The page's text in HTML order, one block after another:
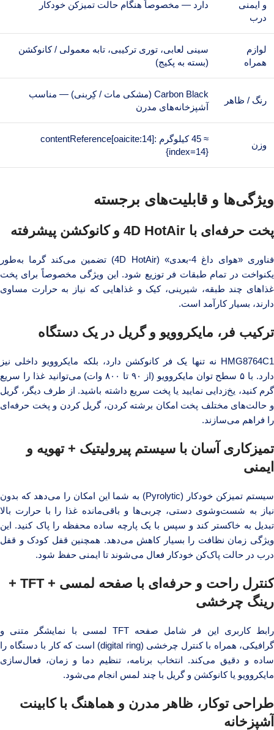
و ایمنی
درب
دارد — مخصوصاً هنگام حالت تمیزکن خودکار
لوازم
همراه
سینی لعابی، توری ترکیبی، تابه معمولی / کانوکشن
(بسته به پکیج)
رنگ / ظاهر
Carbon Black (مشکی مات / کِربنی) — مناسب
آشپزخانه‌های مدرن
وزن
≈ 45 کیلوگرم :contentReference[oaicite:14]
{index=14}
ویژگی‌ها و قابلیت‌های برجسته
پخت حرفه‌ای با 4D HotAir و کانوکشن پیشرفته
فناوری «هوای داغ 4-بعدی» (4D HotAir) تضمین می‌کند گرما به‌طور
یکنواخت در تمام طبقات فر توزیع شود. این ویژگی مخصوصاً برای پخت
غذاهای چند طبقه، شیرینی، کیک و غذاهایی که نیاز به حرارت مساوی
دارند، بسیار کارآمد است.
ترکیب فر، مایکروویو و گریل در یک دستگاه
HMG8764C1 نه تنها یک فر کانوکشن دارد، بلکه مایکروویو داخلی نیز
دارد. با ۵ سطح توان مایکروویو (از ۹۰ تا ۸۰۰ وات) می‌توانید غذا را سریع
گرم کنید، یخ‌زدایی نمایید یا پخت سریع داشته باشید. از طرف دیگر، گریل
و حالت‌های مختلف پخت امکان برشته کردن، گریل کردن و پخت حرفه‌ای
را فراهم می‌سازند.
تمیزکاری آسان با سیستم پیرولیتیک + تهویه و
ایمنی
سیستم تمیزکن خودکار (Pyrolytic) به شما این امکان را می‌دهد که بدون
نیاز به شست‌وشوی دستی، چربی‌ها و باقی‌مانده غذا را با حرارت بالا
تبدیل به خاکستر کند و سپس با یک پارچه ساده محفظه را پاک کنید. این
ویژگی زمان نظافت را بسیار کاهش می‌دهد. همچنین قفل کودک و قفل
درب در حالت پاک‌کن خودکار فعال می‌شوند تا ایمنی حفظ شود.
کنترل راحت و حرفه‌ای با صفحه لمسی + TFT +
رینگ چرخشی
رابط کاربری این فر شامل صفحه TFT لمسی با نمایشگر متنی و
گرافیکی، همراه با کنترل چرخشی (digital ring) است که کار با دستگاه را
ساده و دقیق می‌کند. انتخاب برنامه، تنظیم دما و زمان، فعال‌سازی
مایکروویو یا کانوکشن و گریل با چند لمس انجام می‌شود.
طراحی توکار، ظاهر مدرن و هماهنگ با کابینت
آشپزخانه